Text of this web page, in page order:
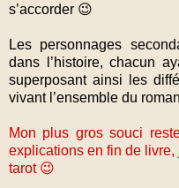
s’accorder 😉
Les personnages
dans l’histoire, chacun
superposant ainsi les
vivant l’ensemble du
Mon plus gros souci
explications en fin de
tarot 😉